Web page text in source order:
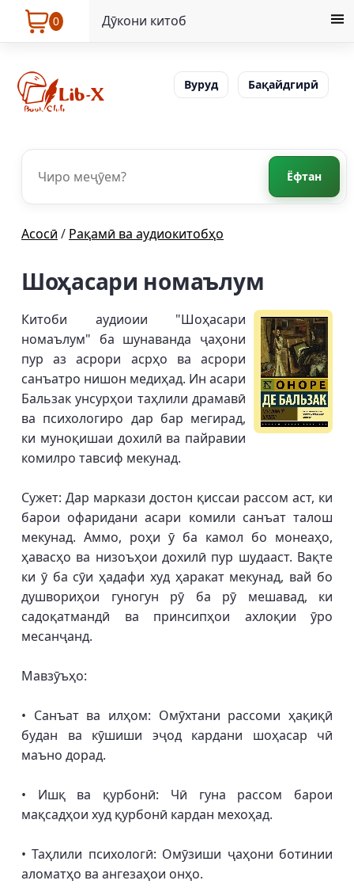
0 Дӯкони китоб
Вуруд Бақайдгирӣ
Ёфтан
Асосӣ / Рақамӣ ва аудиокитобҳо
Шоҳасари номаълум
Китоби аудиоии "Шоҳасари
номаълум" ба шунаванда ҷаҳони
пур аз асрори асрҳо ва асрори
санъатро нишон медиҳад. Ин асари
Бальзак унсурҳои таҳлили драмавӣ
ва психологиро дар бар мегирад,
ки муноқишаи дохилӣ ва пайравии
комилро тавсиф мекунад.
Сужет: Дар маркази достон қиссаи рассом аст, ки
барои офаридани асари комили санъат талош
мекунад. Аммо, роҳи ӯ ба камол бо монеаҳо,
ҳавасҳо ва низоъҳои дохилӣ пур шудааст. Вақте
ки ӯ ба сӯи ҳадафи худ ҳаракат мекунад, вай бо
душвориҳои гуногун рӯ ба рӯ мешавад, ки
садоқатмандӣ ва принсипҳои ахлоқии ӯро
месанҷанд.
Мавзӯъҳо:
• Санъат ва илҳом: Омӯхтани рассоми ҳақиқӣ
будан ва кӯшиши эҷод кардани шоҳасар чӣ
маъно дорад.
• Ишқ ва қурбонӣ: Чӣ гуна рассом барои
мақсадҳои худ қурбонӣ кардан мехоҳад.
• Таҳлили психологӣ: Омӯзиши ҷаҳони ботинии
аломатҳо ва ангезаҳои онҳо.